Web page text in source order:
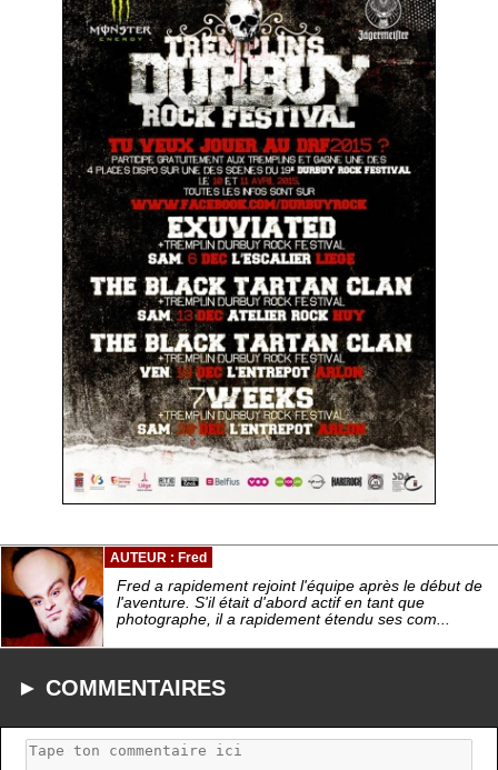
AUTEUR : Fred
Fred a rapidement rejoint l'équipe après le début de
l'aventure. S'il était d'abord actif en tant que
photographe, il a rapidement étendu ses com...
► COMMENTAIRES